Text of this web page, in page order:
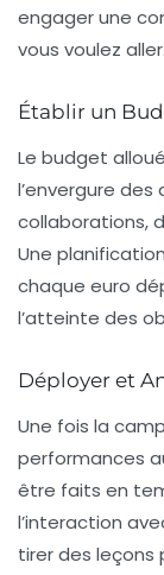
engager une
vous voulez aller.
Établir un
Le budget
l’envergure
collaborations,
Une
chaque euro
l’atteinte des
Déployer et
Une fois la
performances
être faits en
l’interaction
tirer des leçons